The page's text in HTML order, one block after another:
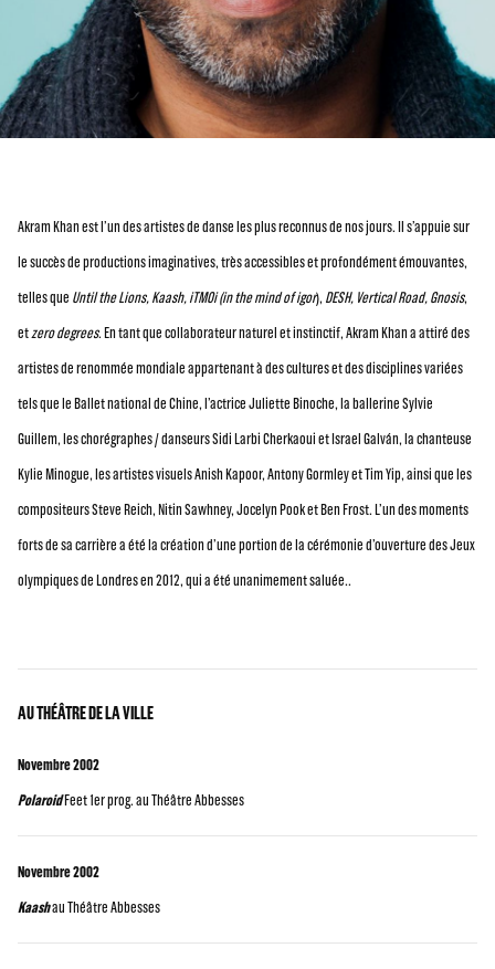
Akram Khan est l’un des artistes de danse les plus reconnus de nos jours. Il s’appuie sur
le succès de productions imaginatives, très accessibles et profondément émouvantes,
telles que Until the Lions, Kaash, iTMOi (in the mind of igor), DESH, Vertical Road, Gnosis,
etzero degrees. En tant que collaborateur naturel et instinctif, Akram Khan a attiré des
artistes de renommée mondiale appartenant à des cultures et des disciplines variées
tels que le Ballet national de Chine, l’actrice Juliette Binoche, la ballerine Sylvie
Guillem, les chorégraphes / danseurs Sidi Larbi Cherkaoui et Israel Galván, la chanteuse
Kylie Minogue, les artistes visuels Anish Kapoor, Antony Gormley et Tim Yip, ainsi que les
compositeurs Steve Reich, Nitin Sawhney, Jocelyn Pook et Ben Frost. L’un des moments
forts de sa carrière a été la création d’une portion de la cérémonie d’ouverture des Jeux
olympiques de Londres en 2012, qui a été unanimement saluée..
AU THÉÂTRE DE LA VILLE
Novembre 2002
PolaroidFeet 1er prog. au Théâtre Abbesses
Novembre 2002
Kaashau Théâtre Abbesses